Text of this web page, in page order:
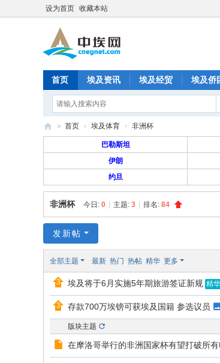
设为首页 收藏本站
首页 埃及资讯 埃及经贸 埃及侨
华
人
络
家
» 首页 › 埃及体育 › 非洲杯
巴勒斯坦
伊朗
约旦
非洲杯 今日: 0 主题: 3 排名: 84
发新帖
全部主题 最新 热门 热帖 精华 更多
埃及将于6月实施5年期旅游签证新规 精
存款700万埃镑可获埃及国籍 参选议员
版块主题
在摩洛哥举行的非洲国家杯有望打破所